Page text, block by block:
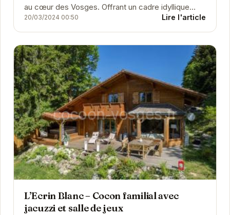
au cœur des Vosges. Offrant un cadre idyllique
pour une escapade relaxante, il dispose d'un...
20/03/2024 00:50 Lire l'article
L’Ecrin Blanc – Cocon familial avec
jacuzzi et salle de jeux